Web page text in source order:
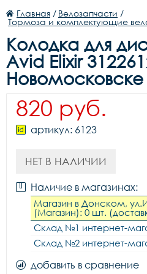
Главная / Велозапчасти /
Тормоза и комплектующие
Колодка для
Avid Elixir
Новомосковске
820 руб.
артикул: 6123
НЕТ В НАЛИЧИИ
Наличие в магазинах:
Магазин в Донском,
(Магазин): 0 шт.
Склад №1 интернет-
Склад №2 интернет-
добавить в сравнение